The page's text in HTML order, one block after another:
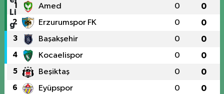
1 Amed 0 0
2 Erzurumspor FK 0 0
3 Başakşehir 0 0
4 Kocaelispor 0 0
5 Beşiktaş 0 0
6 Eyüpspor 0 0